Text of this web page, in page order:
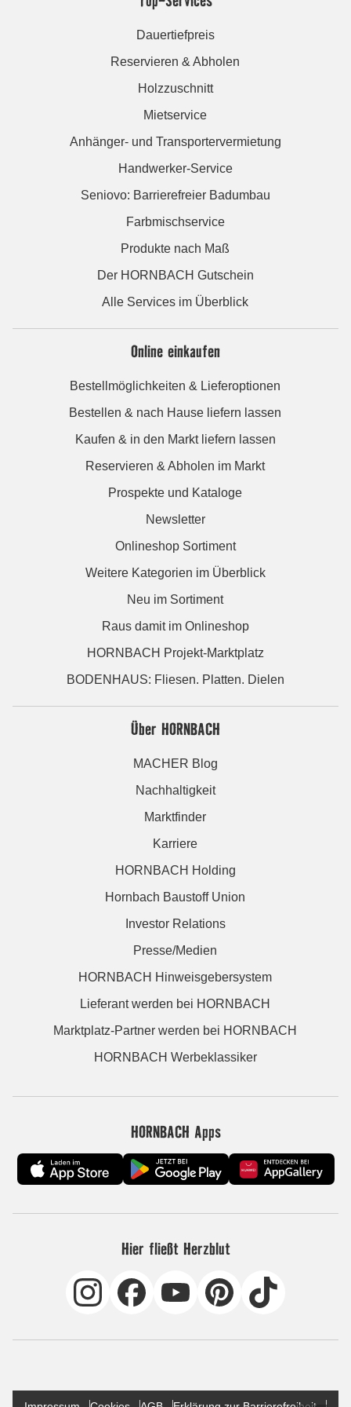
Dauertiefpreis
Reservieren & Abholen
Holzzuschnitt
Mietservice
Anhänger- und Transportervermietung
Handwerker-Service
Seniovo: Barrierefreier Badumbau
Farbmischservice
Produkte nach Maß
Der HORNBACH Gutschein
Alle Services im Überblick
Online einkaufen
Bestellmöglichkeiten & Lieferoptionen
Bestellen & nach Hause liefern lassen
Kaufen & in den Markt liefern lassen
Reservieren & Abholen im Markt
Prospekte und Kataloge
Newsletter
Onlineshop Sortiment
Weitere Kategorien im Überblick
Neu im Sortiment
Raus damit im Onlineshop
HORNBACH Projekt-Marktplatz
BODENHAUS: Fliesen. Platten. Dielen
Über HORNBACH
MACHER Blog
Nachhaltigkeit
Marktfinder
Karriere
HORNBACH Holding
Hornbach Baustoff Union
Investor Relations
Presse/Medien
HORNBACH Hinweisgebersystem
Lieferant werden bei HORNBACH
Marktplatz-Partner werden bei HORNBACH
HORNBACH Werbeklassiker
HORNBACH Apps
Hier fließt Herzblut